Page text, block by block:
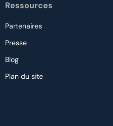
Ressources
Partenaires
Presse
Blog
Plan du site